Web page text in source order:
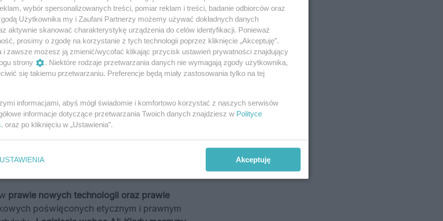
wyjątkową aktywnością społeczną – była
Podkarpackiego, angażując się w
obywatelskiego w regionie.
pasja do projektów społecznych. Kinga była
do nagrodyZłotego Wilkaw ogólnopolskiej
przyczynił się do umieszczenia
Szkoły Muzycznej nr 1 w Rzeszowie,
społeczna mogą się wzajemnie
etyczna sztuczna
prawie nowych technologii oraz prawie
poświęconych etycznym i prawnym
wybór spersonalizowanych treści, pomiar reklam i treści, badanie odbiorców oraz
Użytkownika my i Zaufani Partnerzy możemy używać dokładnych danych
aktywnie skanować charakterystykę urządzenia do celów identyfikacji. Ponieważ
prosimy o zgodę na korzystanie z tych technologii poprzez kliknięcie „Akceptuję”.
i zawsze możesz ją zmienić/wycofać klikając przycisk ustawień prywatności znajdujący
strony
. Niektóre rodzaje przetwarzania danych nie wymagają zgody użytkownika,
się takiemu przetwarzaniu. Preferencje będą miały zastosowania tylko na tej
informacjami, abyś mógł świadomie i komfortowo korzystać z naszych serwisów
informacje dotyczące przetwarzania Twoich danych znajdziesz w Polityce
. oraz po kliknięciu w „Ustawienia”.
USTAWIENIA Akceptuję